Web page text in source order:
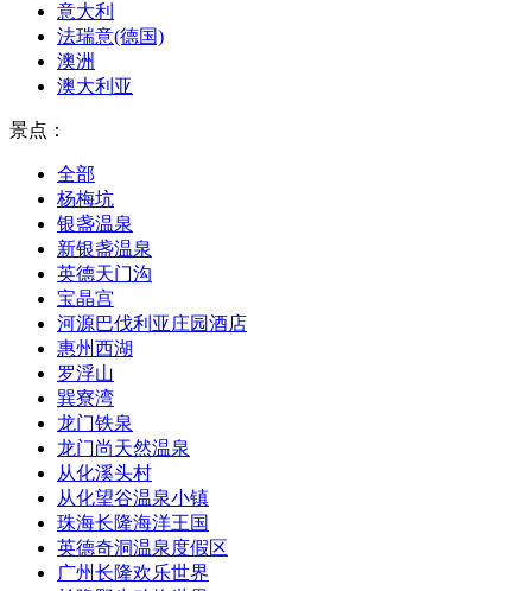
意大利
法瑞意(德国)
澳洲
澳大利亚
景点：
全部
杨梅坑
银盏温泉
新银盏温泉
英德天门沟
宝晶宫
河源巴伐利亚庄园酒店
惠州西湖
罗浮山
巽寮湾
龙门铁泉
龙门尚天然温泉
从化溪头村
从化望谷温泉小镇
珠海长隆海洋王国
英德奇洞温泉度假区
广州长隆欢乐世界